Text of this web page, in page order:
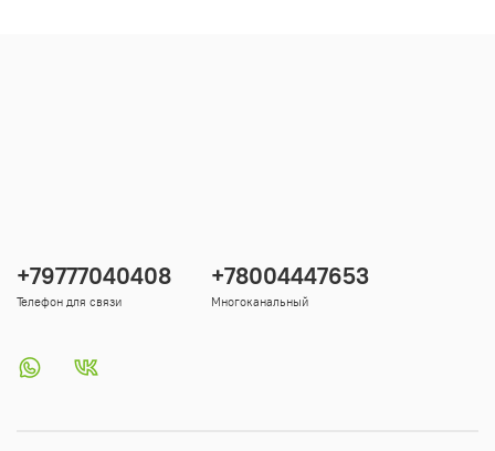
+79777040408
Телефон для связи
+78004447653
Многоканальный